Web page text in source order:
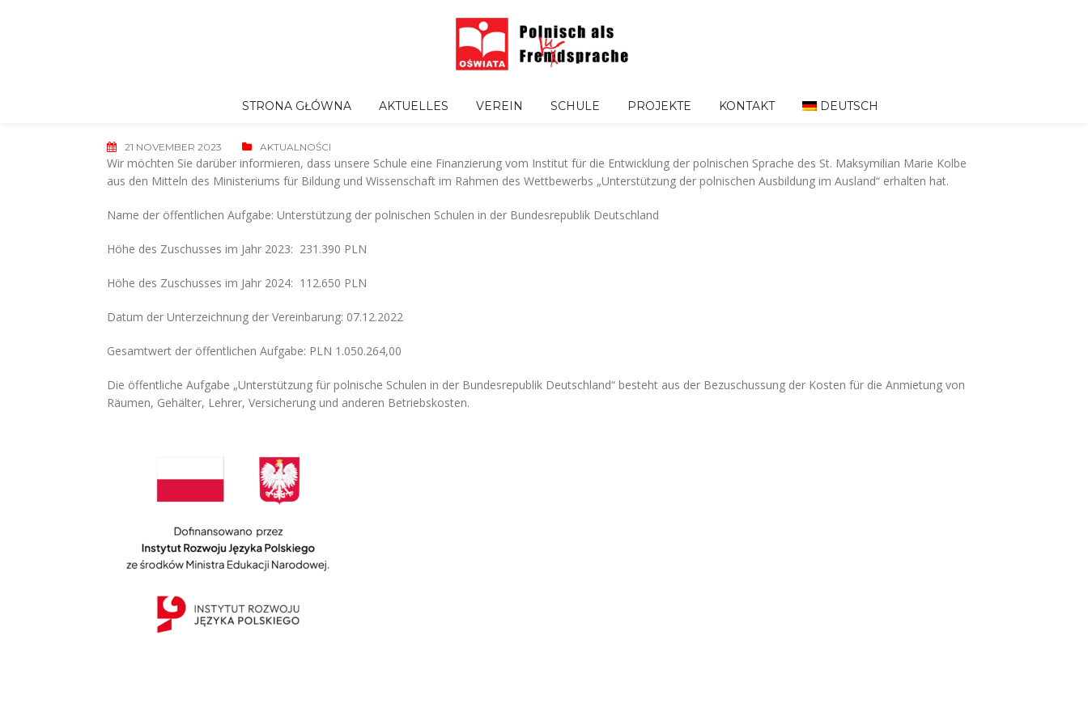
STRONA GŁÓWNA AKTUELLES VEREIN SCHULE PROJEKTE KONTAKT DEUTSCH
21 NOVEMBER 2023 AKTUALNOŚCI
Wir möchten Sie darüber informieren, dass unsere Schule eine Finanzierung vom Institut für die Entwicklung der polnischen Sprache des St. Maksymilian Marie Kolbe
aus den Mitteln des Ministeriums für Bildung und Wissenschaft im Rahmen des Wettbewerbs „Unterstützung der polnischen Ausbildung im Ausland“ erhalten hat.
Name der öffentlichen Aufgabe: Unterstützung der polnischen Schulen in der Bundesrepublik Deutschland
Höhe des Zuschusses im Jahr 2023: 231.390 PLN
Höhe des Zuschusses im Jahr 2024: 112.650 PLN
Datum der Unterzeichnung der Vereinbarung: 07.12.2022
Gesamtwert der öffentlichen Aufgabe: PLN 1.050.264,00
Die öffentliche Aufgabe „Unterstützung für polnische Schulen in der Bundesrepublik Deutschland“ besteht aus der Bezuschussung der Kosten für die Anmietung von
Räumen, Gehälter, Lehrer, Versicherung und anderen Betriebskosten.